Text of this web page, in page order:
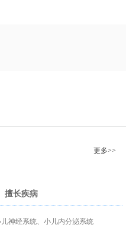
更多>>
擅长疾病
神经系统、小儿内分泌系统